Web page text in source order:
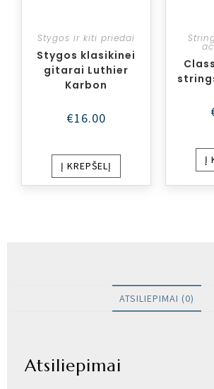
Stygos ir kiti priedai
Stygos klasikinei
gitarai Luthier
Karbon
€16.00
Į KREPŠELĮ Į
ATSILIEPIMAI (0)
Atsiliepimai